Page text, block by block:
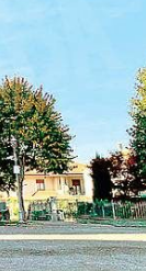
del vino”
Garibaldi e alla